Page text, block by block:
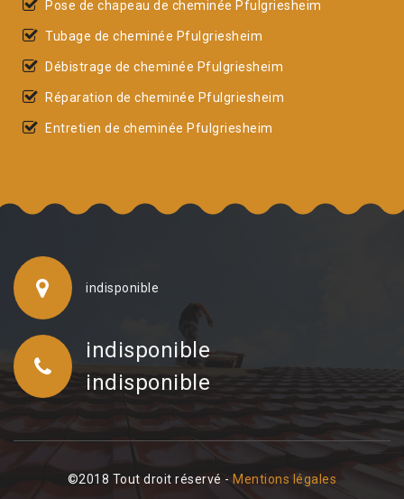
Pose de chapeau de cheminée Pfulgriesheim
Tubage de cheminée Pfulgriesheim
Débistrage de cheminée Pfulgriesheim
Réparation de cheminée Pfulgriesheim
Entretien de cheminée Pfulgriesheim
indisponible
indisponible
indisponible
©2018 Tout droit réservé - Mentions légales